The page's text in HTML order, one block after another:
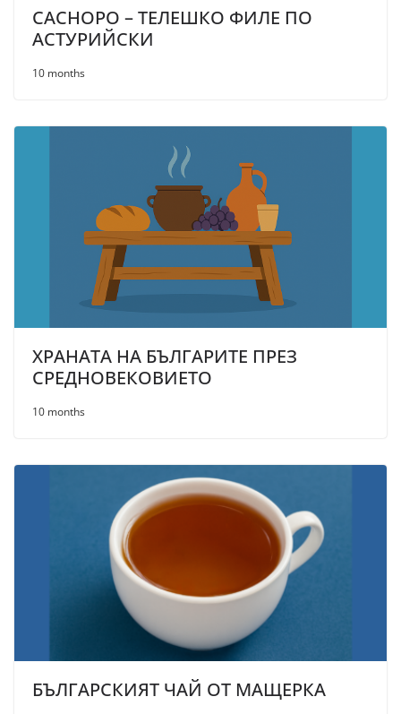
CACHOPO – ТЕЛЕШКО ФИЛЕ ПО
АСТУРИЙСКИ
10 months
ХРАНАТА НА БЪЛГАРИТЕ ПРЕЗ
СРЕДНОВЕКОВИЕТО
10 months
БЪЛГАРСКИЯТ ЧАЙ ОТ МАЩЕРКА